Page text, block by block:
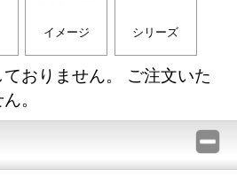
イメージ シリーズ
おりません。 ご注文いた
。